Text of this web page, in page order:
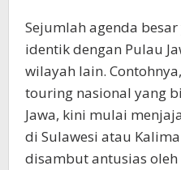
Sejumlah agenda
identik dengan Pulau
wilayah lain.
touring nasional yang
Jawa, kini mulai
di Sulawesi atau
disambut antusias